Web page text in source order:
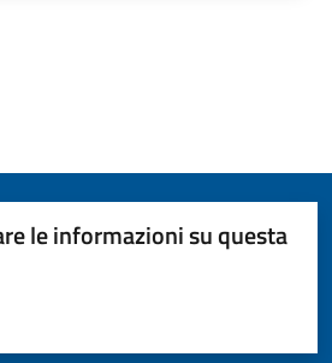
le informazioni su questa
5 stelle su 5
su 5
su 5